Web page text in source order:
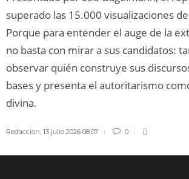
superado las 15.000 visualizaciones
Porque para entender el auge de la
no basta con mirar a sus candidatos:
observar quién construye sus
bases y presenta el autoritarismo
divina.
Redaccion, 13 julio 2026 08:07 0